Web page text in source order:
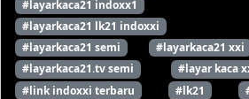
#layarkaca21 indoxx1
#layarkaca21 lk21 indoxxi
#layarkaca21 semi
#layarkaca21 xxi
#layarkaca21.tv semi
#layar kaca
#link indoxxi terbaru
#lk21